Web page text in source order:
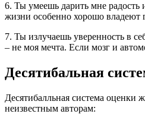
6. Ты умеешь дарить мне радость
жизни особенно хорошо владеют
7. Ты излучаешь уверенность в
– не моя мечта. Если мозг и
Десятибальная
Десятибалльная система
неизвестным авторам: